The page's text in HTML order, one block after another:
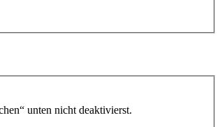
unten nicht deaktivierst.